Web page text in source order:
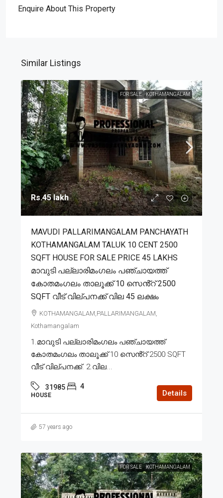
Enquire About This Property
Similar Listings
FOR SALE KOTHAMANGALAM
Rs.45 lakh
MAVUDI PALLARIMANGALAM PANCHAYATH
KOTHAMANGALAM TALUK 10 CENT 2500
SQFT HOUSE FOR SALE PRICE 45 LAKHS
മാവുടി പല്ലാരിമംഗലം പഞ്ചായത്ത്
കോതമംഗലം താലൂക്ക് 10 സെൻ്റ് 2500
SQFT വീട് വില്പനക്ക് വില 45 ലക്ഷം
KOTHAMANGALAM,PALLARIMANGALAM,
Kothamangalam
1.മാവുടി പല്ലാരിമംഗലം പഞ്ചായത്ത്
കോതമംഗലം താലൂക്ക് 10 സെൻ്റ് 2500 SQFT
വീട് വില്പനക്ക്. 2.വില...
31985 4
HOUSE Details
57 years ago
FOR SALE KOTHAMANGALAM